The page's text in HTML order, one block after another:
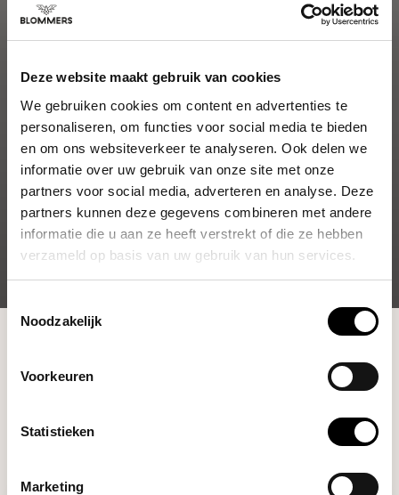
Deze website maakt gebruik van cookies
We gebruiken cookies om content en advertenties te
personaliseren, om functies voor social media te bieden
en om ons websiteverkeer te analyseren. Ook delen we
informatie over uw gebruik van onze site met onze
partners voor social media, adverteren en analyse. Deze
partners kunnen deze gegevens combineren met andere
informatie die u aan ze heeft verstrekt of die ze hebben
verzameld op basis van uw gebruik van hun services.
Noodzakelijk
Voorkeuren
Statistieken
Marketing
Shop